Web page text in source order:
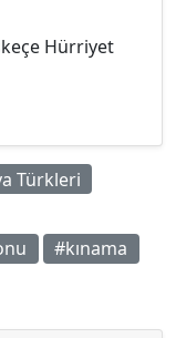
Hürriyet
Türkleri
#kınama